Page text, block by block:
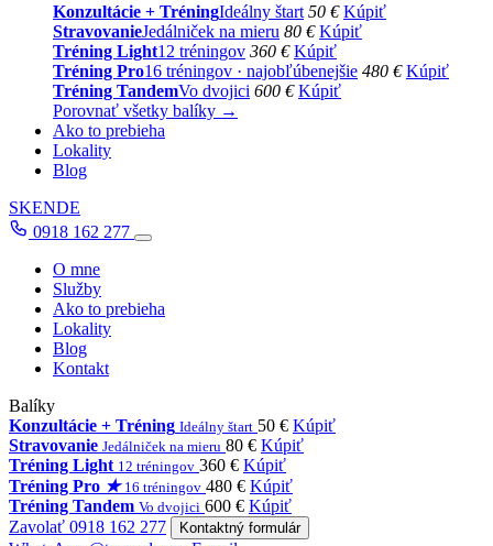
Konzultácie + TréningIdeálny štart 50 € Kúpiť
StravovanieJedálniček na mieru 80 € Kúpiť
Tréning Light12 tréningov 360 € Kúpiť
Tréning Pro16 tréningov · najobľúbenejšie 480 € Kúpiť
Tréning TandemVo dvojici 600 € Kúpiť
Porovnať všetky balíky →
Ako to prebieha
Lokality
Blog
SKENDE
0918 162 277
O mne
Služby
Ako to prebieha
Lokality
Blog
Kontakt
Balíky
Konzultácie + Tréning Ideálny štart 50 € Kúpiť
Stravovanie Jedálniček na mieru 80 € Kúpiť
Tréning Light 12 tréningov 360 € Kúpiť
Tréning Pro ★ 16 tréningov 480 € Kúpiť
Tréning Tandem Vo dvojici 600 € Kúpiť
Zavolať 0918 162 277
Kontaktný formulár